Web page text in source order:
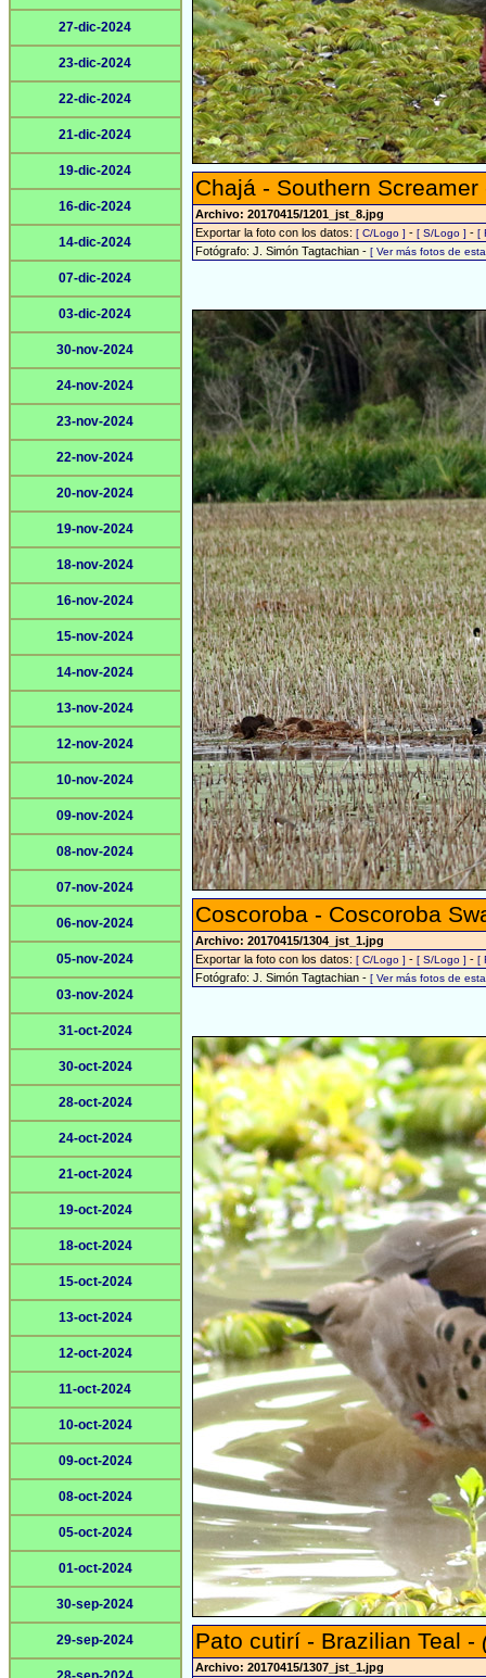
27-dic-2024
23-dic-2024
22-dic-2024
21-dic-2024
19-dic-2024
16-dic-2024
14-dic-2024
07-dic-2024
03-dic-2024
30-nov-2024
24-nov-2024
23-nov-2024
22-nov-2024
20-nov-2024
19-nov-2024
18-nov-2024
16-nov-2024
15-nov-2024
14-nov-2024
13-nov-2024
12-nov-2024
10-nov-2024
09-nov-2024
08-nov-2024
07-nov-2024
06-nov-2024
05-nov-2024
03-nov-2024
31-oct-2024
30-oct-2024
28-oct-2024
24-oct-2024
21-oct-2024
19-oct-2024
18-oct-2024
15-oct-2024
13-oct-2024
12-oct-2024
11-oct-2024
10-oct-2024
09-oct-2024
08-oct-2024
05-oct-2024
01-oct-2024
30-sep-2024
29-sep-2024
Chajá - Southern
Archivo: 20170415/1201_jst_8.jpg
Exportar la foto con los datos: [ C/Logo ] - [ S/Logo ] - [
Fotógrafo: J. Simón Tagtachian - [ Ver más fotos de
Coscoroba - Coscoroba
Archivo: 20170415/1304_jst_1.jpg
Exportar la foto con los datos: [ C/Logo ] - [ S/Logo ] - [
Fotógrafo: J. Simón Tagtachian - [ Ver más fotos de
Pato cutirí - Brazilian Teal -
Archivo: 20170415/1307_jst_1.jpg